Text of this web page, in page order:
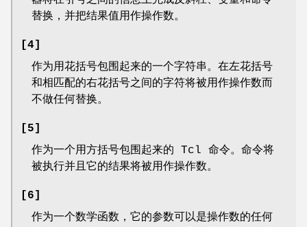
替换，并把结果值用作操作数。
[4]
作为用花括号包围起来的一个字符串。在左花括号
和相匹配的右花括号之间的字符将被用作操作数而
不做任何替换。
[5]
作为一个用方括号包围起来的 Tcl 命令。命令将
被执行并且它的结果将被用作操作数。
[6]
作为一个数学函数，它的参数可以是操作数的任何